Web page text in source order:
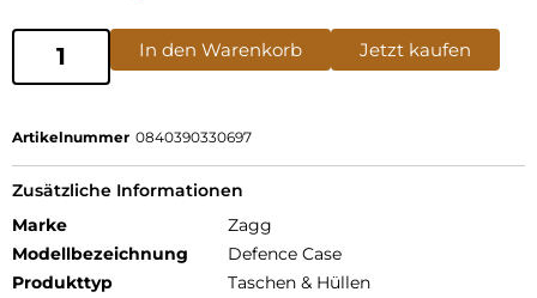
In den Warenkorb Jetzt kaufen
Artikelnummer 0840390330697
Zusätzliche Informationen
Marke
Zagg
Modellbezeichnung
Defence Case
Produkttyp
Taschen & Hüllen